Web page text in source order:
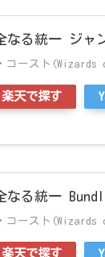
なる統一 ジャ
コースト
楽天で探す
なる統一
コースト
楽天で探す